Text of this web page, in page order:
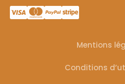
Mentions
Conditions